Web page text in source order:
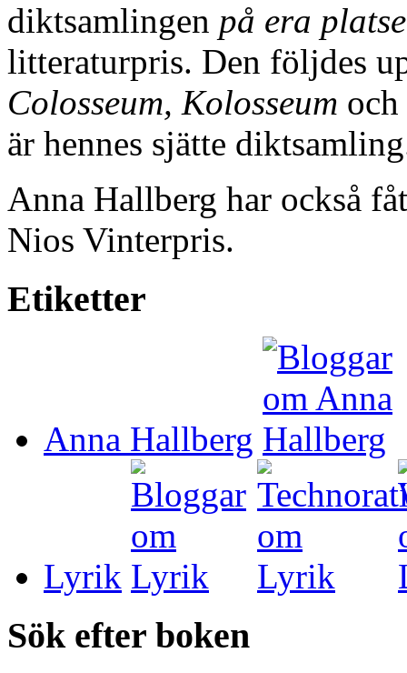
diktsamlingen på era
litteraturpris. Den följdes
Colosseum, Kolosseum och
är hennes sjätte
Anna Hallberg har också
Nios Vinterpris.
Etiketter
Anna Hallberg
Lyrik
Sök efter boken